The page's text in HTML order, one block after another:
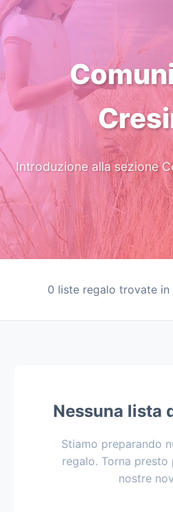
Introduzione alla sezione
0 liste regalo trovate
Nessuna lista
Stiamo preparando
regalo. Torna
nostre